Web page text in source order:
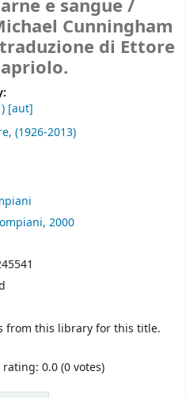
e sangue /
Cunningham
di Ettore
[aut]
, (1926-2013)
2000
from this library for this title.
0.0 (0 votes)